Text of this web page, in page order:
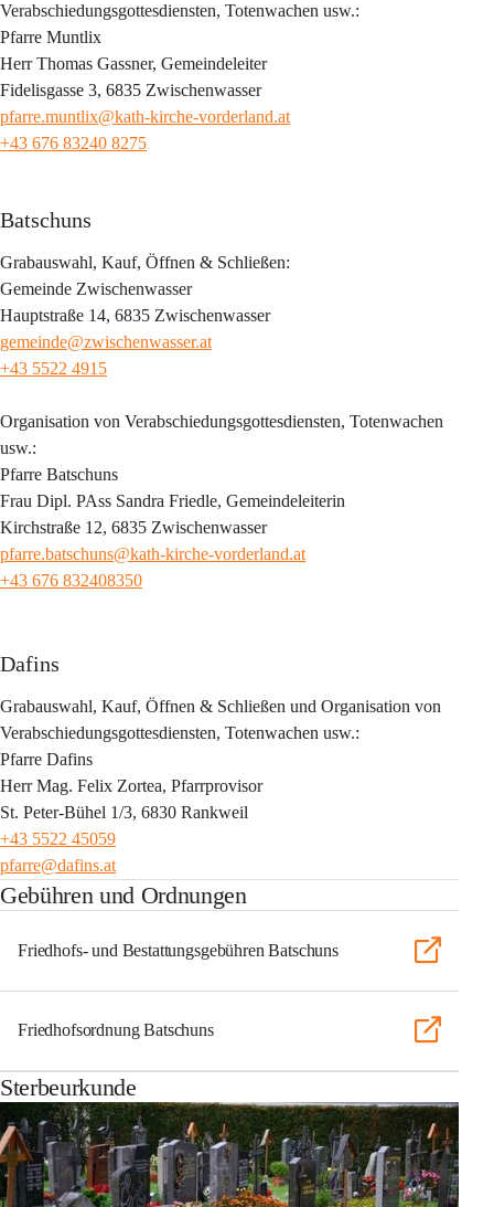
Verabschiedungsgottesdiensten, Totenwachen usw.:
Pfarre Muntlix
Herr Thomas Gassner, Gemeindeleiter
Fidelisgasse 3, 6835 Zwischenwasser
pfarre.muntlix@kath-kirche-vorderland.at
+43 676 83240 8275
Batschuns
Grabauswahl, Kauf, Öffnen & Schließen:
Gemeinde Zwischenwasser
Hauptstraße 14, 6835 Zwischenwasser
gemeinde@zwischenwasser.at
+43 5522 4915
Organisation von Verabschiedungsgottesdiensten, Totenwachen
usw.:
Pfarre Batschuns
Frau Dipl. PAss Sandra Friedle, Gemeindeleiterin
Kirchstraße 12, 6835 Zwischenwasser
pfarre.batschuns@kath-kirche-vorderland.at
+43 676 832408350
Dafins
Grabauswahl, Kauf, Öffnen & Schließen und Organisation von
Verabschiedungsgottesdiensten, Totenwachen usw.:
Pfarre Dafins
Herr Mag. Felix Zortea, Pfarrprovisor
St. Peter-Bühel 1/3, 6830 Rankweil
+43 5522 45059
pfarre@dafins.at
Gebühren und Ordnungen
Friedhofs- und Bestattungsgebühren Batschuns
Friedhofsordnung Batschuns
Sterbeurkunde